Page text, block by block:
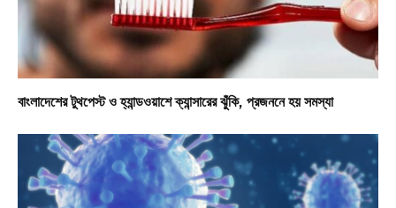
বাংলাদেশের টুথপেস্ট ও হ্যান্ডওয়াশে ক্যান্সারের ঝুঁকি, প্রজননে হয় সমস্যা